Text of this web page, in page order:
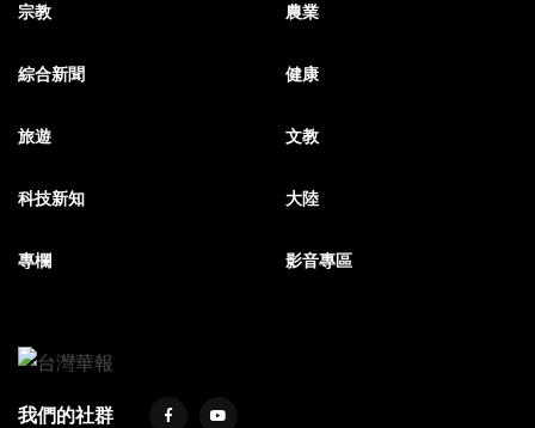
宗教 農業
綜合新聞 健康
旅遊 文教
科技新知 大陸
專欄 影音專區
我們的社群